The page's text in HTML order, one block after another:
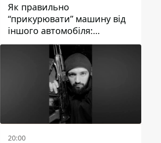
Як правильно
“прикурювати” машину від
іншого автомобіля:
інструкція для водіїв
20:00